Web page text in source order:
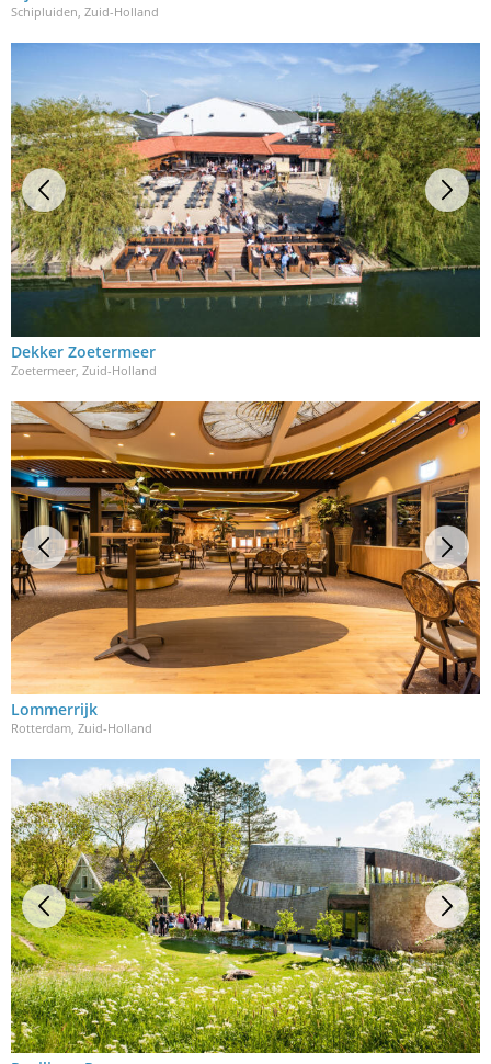
Schipluiden, Zuid-Holland
Dekker Zoetermeer
Zoetermeer, Zuid-Holland
Lommerrijk
Rotterdam, Zuid-Holland